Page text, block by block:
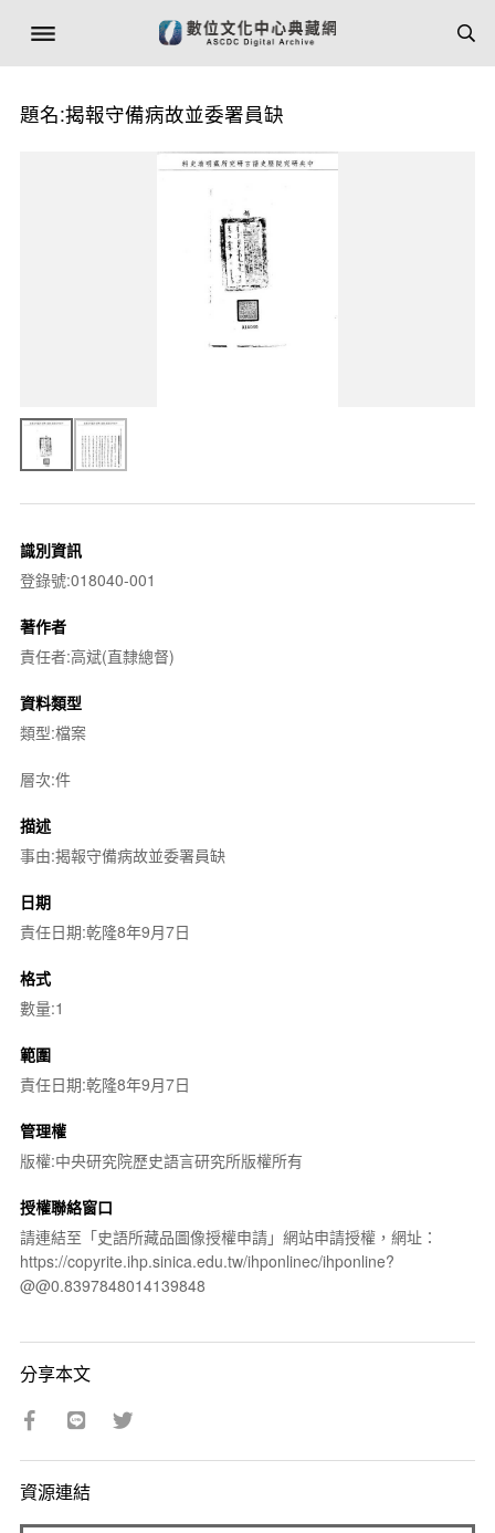
題名:揭報守備病故並委署員缺
識別資訊
登錄號:018040-001
著作者
責任者:高斌(直隸總督)
資料類型
類型:檔案
層次:件
描述
事由:揭報守備病故並委署員缺
日期
責任日期:乾隆8年9月7日
格式
數量:1
範圍
責任日期:乾隆8年9月7日
管理權
版權:中央研究院歷史語言研究所版權所有
授權聯絡窗口
請連結至「史語所藏品圖像授權申請」網站申請授權，網址：
https://copyrite.ihp.sinica.edu.tw/ihponlinec/ihponline?
@@0.8397848014139848
分享本文
資源連結